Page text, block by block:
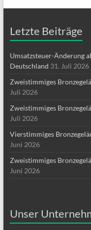
Letzte Beiträge
Umsatzsteuer-Änderung
Deutschland 31. Juli 2026
Zweistimmiges
Juli 2026
Zweistimmiges
Juli 2026
Vierstimmiges
Juni 2026
Zweistimmiges
Juni 2026
Unser